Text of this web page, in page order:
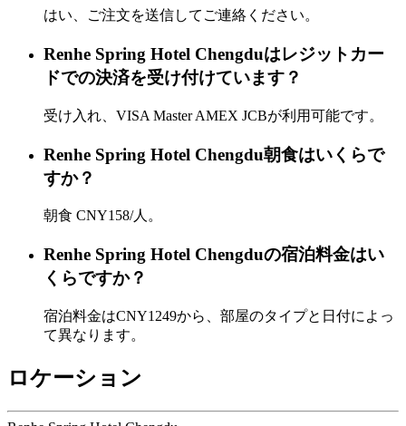
はい、ご注文を送信してご連絡ください。
Renhe Spring Hotel Chengduはレジットカー
ドでの決済を受け付けています？
受け入れ、VISA Master AMEX JCBが利用可能です。
Renhe Spring Hotel Chengdu朝食はいくらで
すか？
朝食 CNY158/人。
Renhe Spring Hotel Chengduの宿泊料金はい
くらですか？
宿泊料金はCNY1249から、部屋のタイプと日付によっ
て異なります。
ロケーション